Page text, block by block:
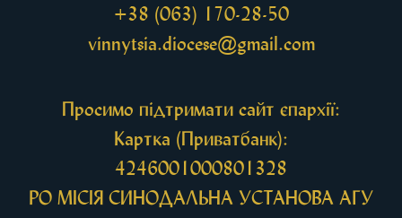
+38 (063) 170-28-50
vinnytsia.diocese@gmail.com
Просимо підтримати сайт єпархії:
Картка (Приватбанк):
4246001000801328
РО МIСIЯ СИНОДАЛЬНА УСТАНОВА АГУ